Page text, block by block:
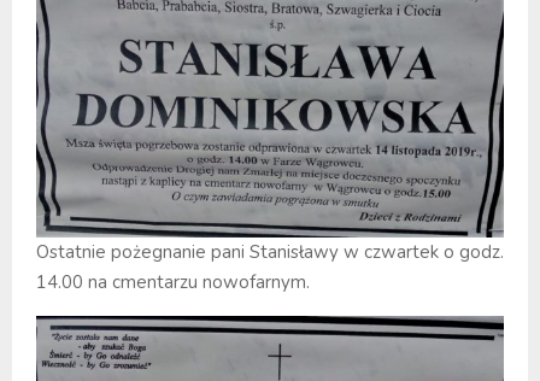
Ostatnie pożegnanie pani Stanisławy w czwartek o godz.
14.00 na cmentarzu nowofarnym.